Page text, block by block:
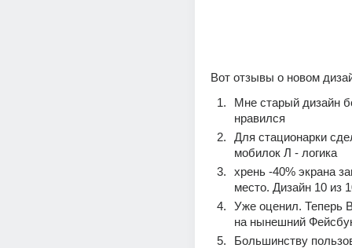
Вот отзывы о новом
Мне старый дизайн
нравился
Для стационарки
мобилок Л - логика
хрень -40% экрана
место. Дизайн 10 из
Уже оценил. Теперь
на нынешний
Большинству